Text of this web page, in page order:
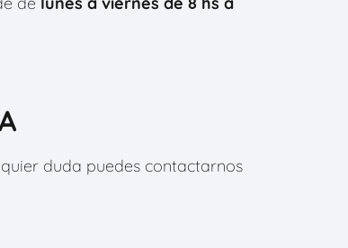
duda puedes contactarnos